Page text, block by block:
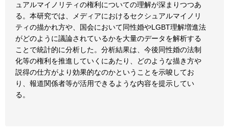
ュアルマイノリティの権利についての理解が深まりつつあ
る。本研究では、メディアにおけるセクシュアルマイノリ
ティの描かれ方や、国会において同性婚やLGBT理解増進法
がどのように議論されているかを大量のデータを解析する
ことで統計的に分析した。分析結果は、今後同性婚の法制
化等の権利を推進していくにあたり、どのような描き方や
説得の仕方がより効果的なのかということを示唆してお
り、報道関係者等が活用できるような内容を提示してい
る。